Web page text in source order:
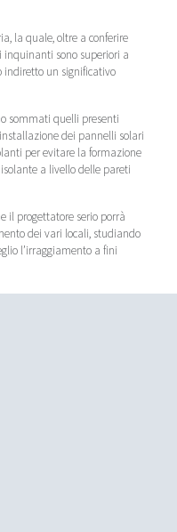
la quale, oltre a conferire
inquinanti sono superiori a
indiretto un significativo
sommati quelli presenti
dei pannelli solari
per evitare la formazione
a livello delle pareti
il progettatore serio porrà
dei vari locali, studiando
l’irraggiamento a fini